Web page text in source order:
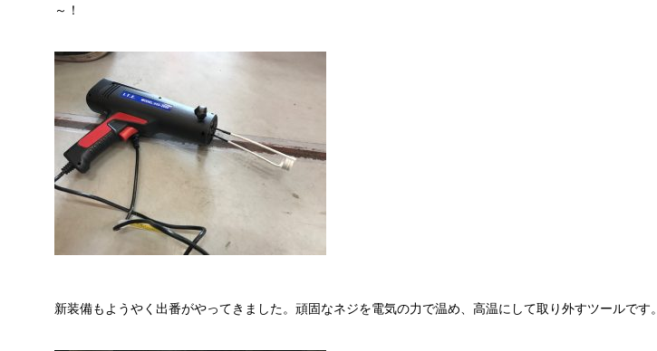
～！
新装備もようやく出番がやってきました。頑固なネジを電気の力で温め、高温にして取り外すツールです。